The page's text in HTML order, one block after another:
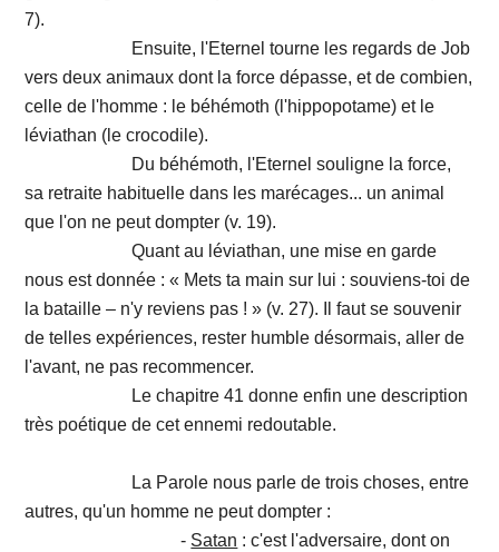
7).
Ensuite, l'Eternel tourne les regards de Job
vers deux animaux dont la force dépasse, et de combien,
celle de l'homme : le béhémoth (l'hippopotame) et le
léviathan (le crocodile).
Du béhémoth, l'Eternel souligne la force,
sa retraite habituelle dans les marécages... un animal
que l'on ne peut dompter (v. 19).
Quant au léviathan, une mise en garde
nous est donnée : « Mets ta main sur lui : souviens-toi de
la bataille – n'y reviens pas ! » (v. 27). Il faut se souvenir
de telles expériences, rester humble désormais, aller de
l'avant, ne pas recommencer.
Le chapitre 41 donne enfin une description
très poétique de cet ennemi redoutable.
La Parole nous parle de trois choses, entre
autres, qu'un homme ne peut dompter :
- Satan : c'est l'adversaire, dont on